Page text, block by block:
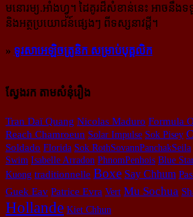
មនោរម្យ.អាំងហ្វូ។ ដៃ​គូរ​ដ៏​សំខាន់​នេះ អាច​នឹ
និង​អត្ថ​ប្រយោជន៍​ផ្សេងៗ ពីទស្សនាវដ្ដី។
» ទូរសាអេឡិចត្រូនិក សម្រាប់បុគ្គលិក
ស្វែងរក តាមសំនុំរឿង
Tran Daï Quang Nicolas Maduro Formula
Reach Chamroeun Solar Impulse Sok Pisey
Soldado Florida Sok RothSovannPanchakSeila
Swim Isabelle Arradon PhnomPenhois Blue
Kuong traditionnelle Boxe Say Chhum
Guek Eav Patrice Evra Vert Mu Sochua
Hollande Kiet Chhun